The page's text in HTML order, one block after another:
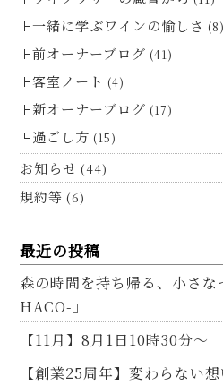
一緒に学ぶワインの愉しさ (8)
前オーナーブログ (41)
客室ノート (4)
新オーナーブログ (17)
過ごし方 (15)
お知らせ (44)
規約等 (6)
最近の投稿
森の時間を持ち帰る、小さ
HACO-」
【11月】8月1日10時30分～
【創業25周年】変わらない